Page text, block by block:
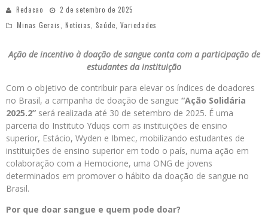
Redacao
2 de setembro de 2025
Minas Gerais, Notícias, Saúde, Variedades
Ação de incentivo à doação de sangue conta com a participação de
estudantes da instituição
Com o objetivo de contribuir para elevar os índices de doadores
no Brasil, a campanha de doação de sangue “Ação Solidária
2025.2” será realizada até 30 de setembro de 2025. É uma
parceria do Instituto Yduqs com as instituições de ensino
superior, Estácio, Wyden e Ibmec, mobilizando estudantes de
instituições de ensino superior em todo o país, numa ação em
colaboração com a Hemocione, uma ONG de jovens
determinados em promover o hábito da doação de sangue no
Brasil.
Por que doar sangue e quem pode doar?